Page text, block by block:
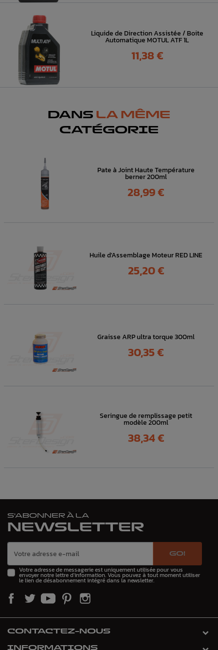
Liquide de Direction Assistée / Boite
Automatique MOTUL ATF 1L
Prix
11,38 €
DANS LA MÊME
CATÉGORIE
Pate à Joint Haute Température
berner 200ml
Prix
28,99 €
Huile d'Assemblage Moteur RED LINE
Prix
25,20 €
Graisse ARP ultra torque 300ml
Prix
30,35 €
Seringue de remplissage petit
modèle 200ml
Prix
38,34 €
S'ABONNER À LA
NEWSLETTER
GO!
Votre adresse de messagerie est uniquement utilisée pour vous
envoyer notre lettre d'information. Vous pouvez à tout moment utiliser
le lien de désabonnement intégré dans la newsletter.
CONTACTEZ-NOUS
INFORMATIONS